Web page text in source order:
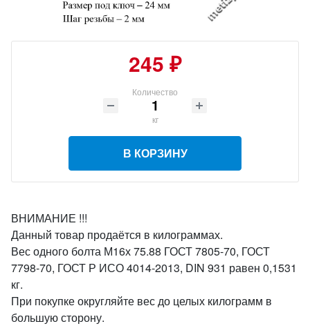
245 ₽
Количество
кг
В КОРЗИНУ
ВНИМАНИЕ !!!
Данный товар продаётся в килограммах.
Вес одного болта М16х 75.88 ГОСТ 7805-70, ГОСТ
7798-70, ГОСТ Р ИСО 4014-2013, DIN 931 равен 0,1531
кг.
При покупке округляйте вес до целых килограмм в
большую сторону.